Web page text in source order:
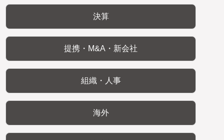
決算
提携・M&A・新会社
組織・人事
海外